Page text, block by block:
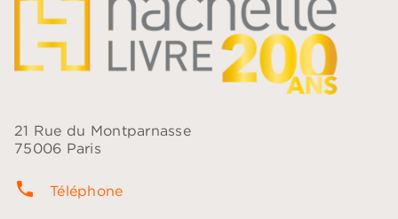
21 Rue du Montparnasse
75006 Paris
phone Téléphone